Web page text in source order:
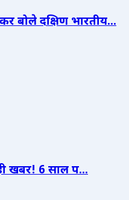
बोले दक्षिण भारतीय...
खबर! 6 साल प...